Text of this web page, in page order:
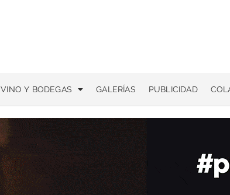
VINO Y BODEGAS GALERÍAS PUBLICIDAD